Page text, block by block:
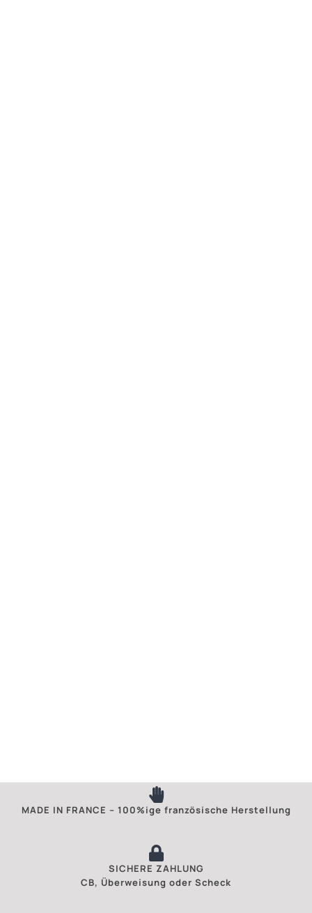
MADE IN FRANCE – 100%ige französische Herstellung
SICHERE ZAHLUNG
CB, Überweisung oder Scheck